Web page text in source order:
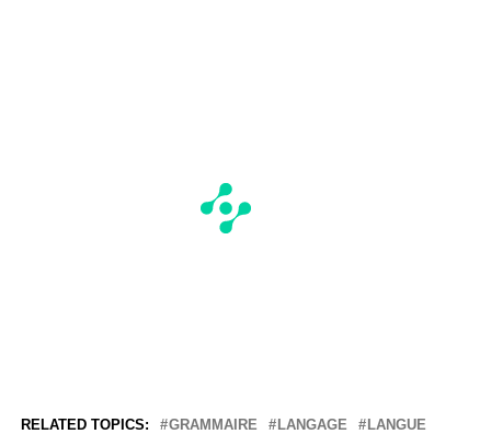
RELATED TOPICS: GRAMMAIRE LANGAGE LANGUE